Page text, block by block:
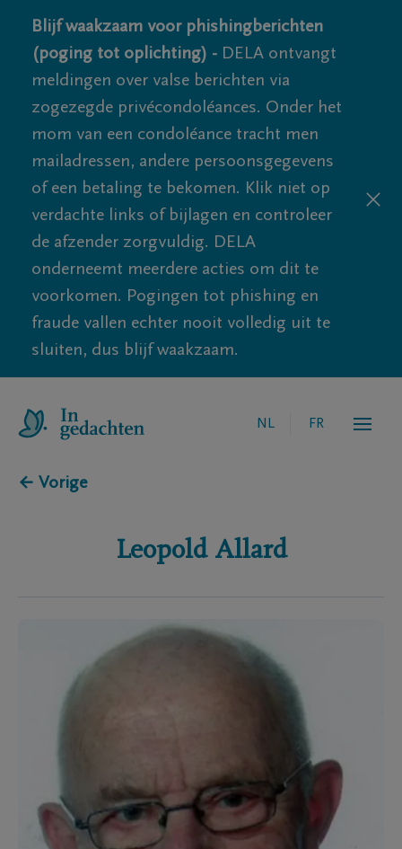
Blijf waakzaam voor phishingberichten
(poging tot oplichting) - DELA ontvangt
meldingen over valse berichten via
zogezegde privécondoléances. Onder het
mom van een condoléance tracht men
mailadressen, andere persoonsgegevens
of een betaling te bekomen. Klik niet op
verdachte links of bijlagen en controleer
de afzender zorgvuldig. DELA
onderneemt meerdere acties om dit te
voorkomen. Pogingen tot phishing en
fraude vallen echter nooit volledig uit te
sluiten, dus blijf waakzaam.
NL FR
← Vorige
Leopold Allard